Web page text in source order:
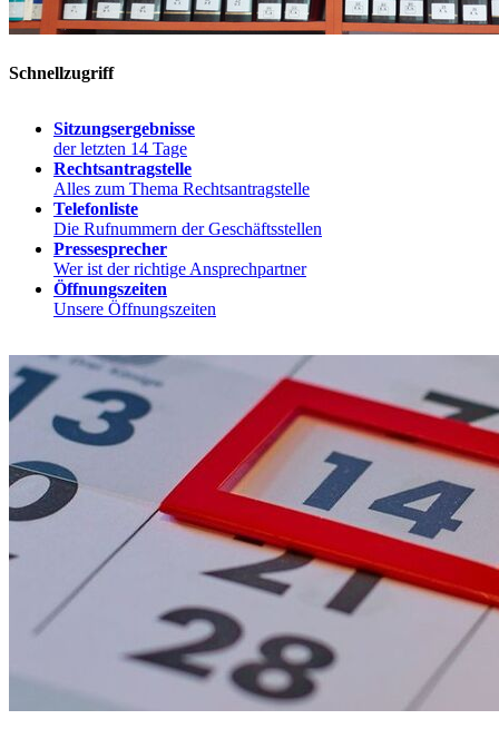
Schnellzugriff
Sitzungsergebnisse
der letzten 14 Tage
Rechtsantragstelle
Alles zum Thema Rechtsantragstelle
Telefonliste
Die Rufnummern der Geschäftsstellen
Pressesprecher
Wer ist der richtige Ansprechpartner
Öffnungszeiten
Unsere Öffnungszeiten